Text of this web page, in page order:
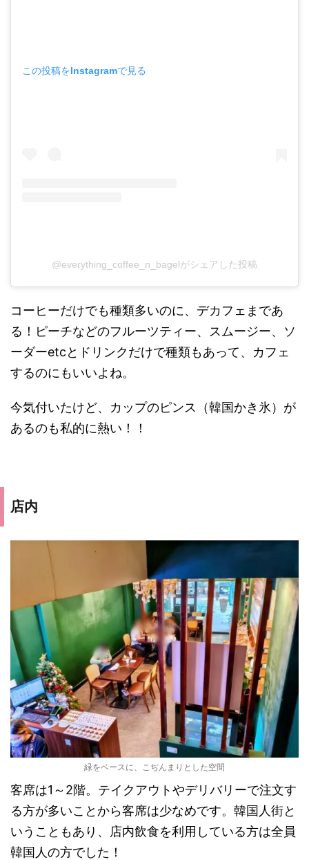
この投稿をInstagramで見る
@everything_coffee_n_bagelがシェアした投稿
コーヒーだけでも種類多いのに、デカフェまであ
る！ピーチなどのフルーツティー、スムージー、ソ
ーダーetcとドリンクだけで種類もあって、カフェ
するのにもいいよね。
今気付いたけど、カップのピンス（韓国かき氷）が
あるのも私的に熱い！！
店内
緑をベースに、こぢんまりとした空間
客席は1～2階。テイクアウトやデリバリーで注文す
る方が多いことから客席は少なめです。韓国人街と
いうこともあり、店内飲食を利用している方は全員
韓国人の方でした！